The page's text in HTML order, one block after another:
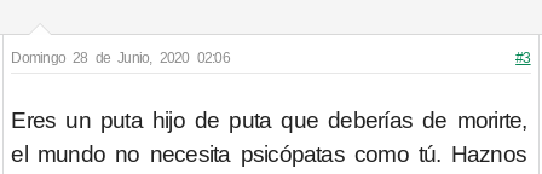
Domingo 28 de Junio, 2020 02:06 #3
Eres un puta hijo de puta que deberías de morirte,
el mundo no necesita psicópatas como tú. Haznos